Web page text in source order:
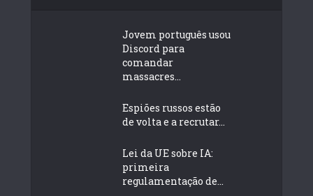
Jovem português usou
Discord para
comandar
massacres...
Espiões russos estão
de volta e a recrutar...
Lei da UE sobre IA:
primeira
regulamentação de...